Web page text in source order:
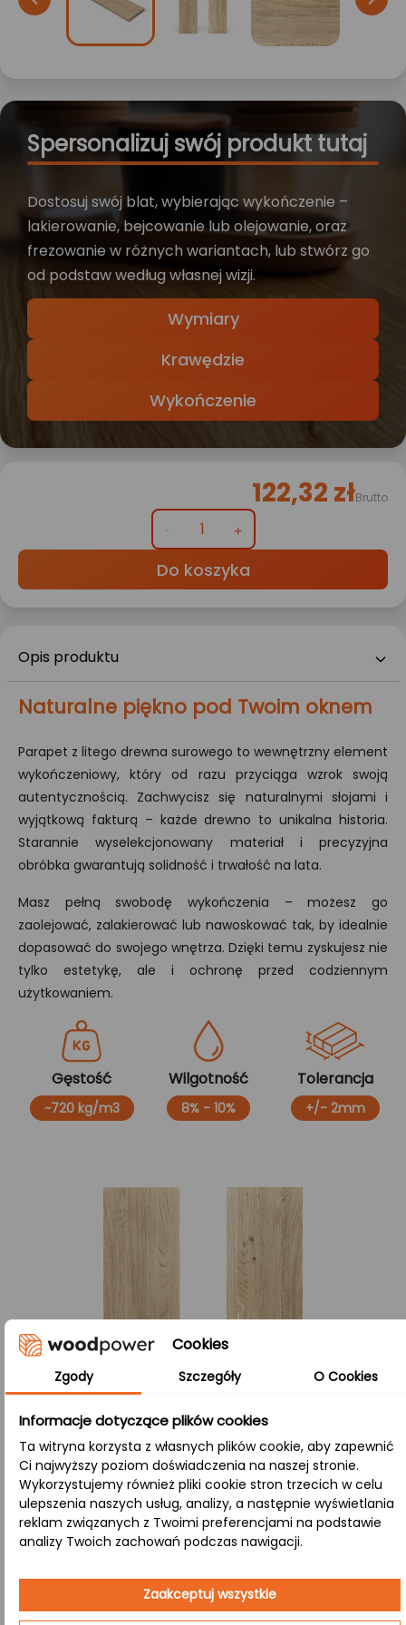
Spersonalizuj swój produkt tutaj
Dostosuj swój blat, wybierając wykończenie –
lakierowanie, bejcowanie lub olejowanie, oraz
frezowanie w różnych wariantach, lub stwórz go
od podstaw według własnej wizji.
Wymiary
Krawędzie
Wykończenie
122,32 złBrutto
Do koszyka
Opis produktu
Naturalne piękno pod Twoim oknem
Parapet z litego drewna surowego to wewnętrzny element
wykończeniowy, który od razu przyciąga wzrok swoją
autentycznością. Zachwycisz się naturalnymi słojami i
wyjątkową fakturą – każde drewno to unikalna historia.
Starannie wyselekcjonowany materiał i precyzyjna
obróbka gwarantują solidność i trwałość na lata.
Masz pełną swobodę wykończenia – możesz go
zaolejować, zalakierować lub nawoskować tak, by idealnie
dopasować do swojego wnętrza. Dzięki temu zyskujesz nie
tylko estetykę, ale i ochronę przed codziennym
użytkowaniem.
Gęstość
~720 kg/m3
Wilgotność
8% - 10%
Tolerancja
+/- 2mm
Co oznacza lity A/B?
Technologia polega na łączeniu lameli o szerokości około
4 cm wyłącznie po ich szerokości. Dzięki temu drewno
Cookies
Zgody Szczegóły O Cookies
Informacje dotyczące plików cookies
Ta witryna korzysta z własnych plików cookie, aby zapewnić
Ci najwyższy poziom doświadczenia na naszej stronie.
Wykorzystujemy również pliki cookie stron trzecich w celu
ulepszenia naszych usług, analizy, a następnie wyświetlania
reklam związanych z Twoimi preferencjami na podstawie
analizy Twoich zachowań podczas nawigacji.
Zaakceptuj wszystkie